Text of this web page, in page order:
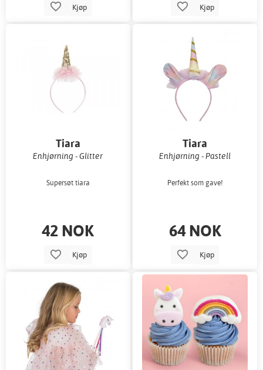
Kjøp Kjøp
Tiara
Enhjørning - Glitter
Supersøt tiara
42 NOK
Kjøp
Tiara
Enhjørning - Pastell
Perfekt som gave!
64 NOK
Kjøp